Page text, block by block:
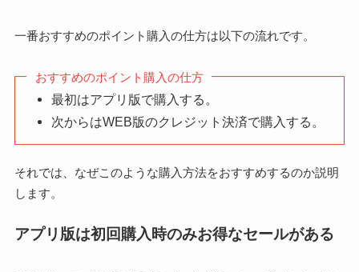
一番おすすめのポイント購入の仕方は以下の流れです。
おすすめのポイント購入の仕方
最初はアプリ版で購入する。
次からはWEB版のクレジット決済で購入する。
それでは、なぜこのような購入方法をおすすめするのか説明
します。
アプリ版は初回購入時のみお得なセールがある